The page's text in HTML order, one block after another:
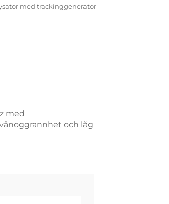
med trackinggenerator
med
och låg